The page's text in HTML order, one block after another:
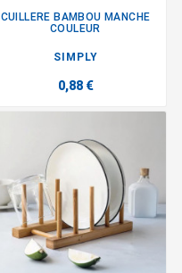
CUILLERE BAMBOU MANCHE
COULEUR
SIMPLY
0,88 €